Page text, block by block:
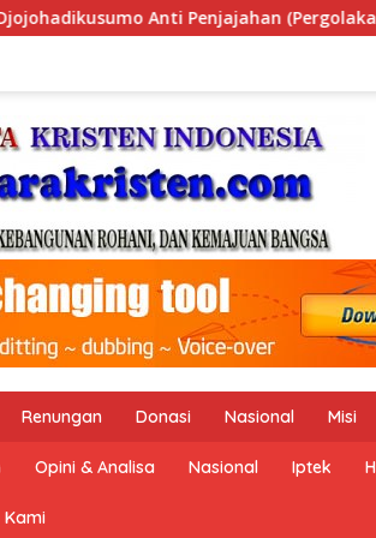
Politik Indonesia) &
Renungan Donasi Nasional Misi
Opini & Analisa Nasional Iptek
Kami